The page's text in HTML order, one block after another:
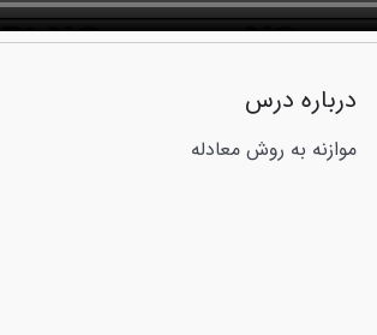
درباره درس
موازنه به روش معادله